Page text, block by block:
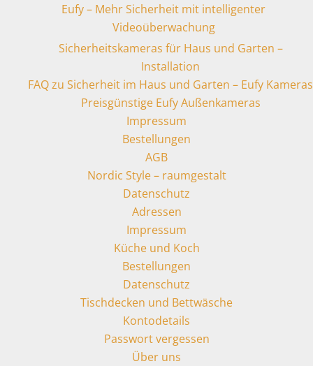
Eufy – Mehr Sicherheit mit intelligenter
Videoüberwachung
Sicherheitskameras für Haus und Garten –
Installation
FAQ zu Sicherheit im Haus und Garten – Eufy Kameras
Preisgünstige Eufy Außenkameras
Impressum
Bestellungen
AGB
Nordic Style – raumgestalt
Datenschutz
Adressen
Impressum
Küche und Koch
Bestellungen
Datenschutz
Tischdecken und Bettwäsche
Kontodetails
Passwort vergessen
Über uns